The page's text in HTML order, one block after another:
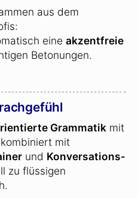
aus dem
eine akzentfreie
Betonungen.
Grammatik mit
mit
und Konversations­
zu flüssigen